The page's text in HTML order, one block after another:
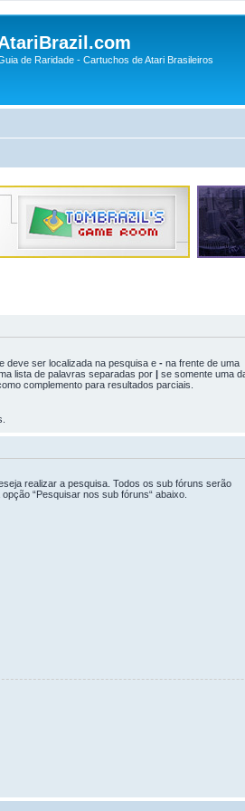
de Raridade - Cartuchos de Atari Brasileiros
deve ser localizada na pesquisa e - na frente de uma
lista de palavras separadas por | se somente uma
complemento para resultados parciais.
realizar a pesquisa. Todos os sub fóruns serão
“Pesquisar nos sub fóruns“ abaixo.